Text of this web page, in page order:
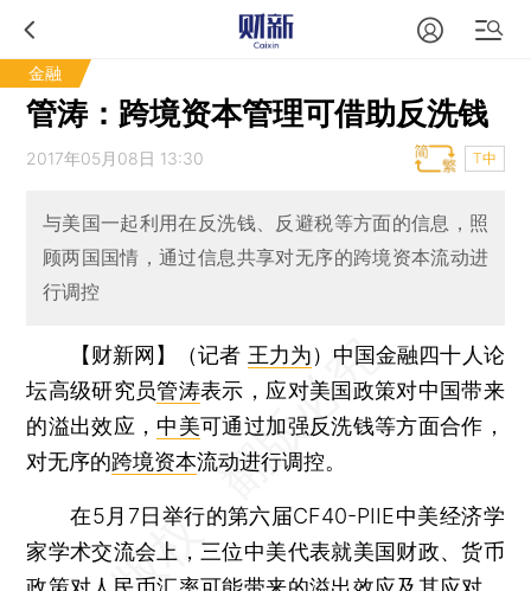
金融
管涛：跨境资本管理可借助反洗钱
2017年05月08日 13:30 T中
与美国一起利用在反洗钱、反避税等方面的信息，照
顾两国国情，通过信息共享对无序的跨境资本流动进
行调控
【财新网】（记者 王力为） 中国金融四十人论
坛高级研究员管涛表示，应对美国政策对中国带来
的溢出效应， 中美可通过加强反洗钱等方面合作，
对无序的跨境资本流动进行调控。
在5月7日举行的第六届CF40-PIIE中美经济学
家学术交流会上，三位中美代表就美国财政、货币